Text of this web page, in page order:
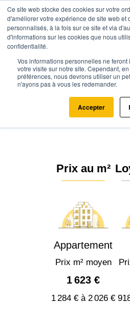
Ce site web stocke des cookies sur votre
d'améliorer votre expérience de site web et
personnalisés, à la fois sur ce site et via
d'informations sur les cookies que nous
confidentialité.
Vos informations personnelles ne
votre visite sur notre site. Cependant,
préférences, nous devrons utiliser un
n'ayons pas à vous les redemander.
Accepter
Agence.immo Prix immobilier
Estimation
Projet : Prix
Prix au m²
Appartement
Prix m² moyen
1 623 €
1 284 € à 2 026 €